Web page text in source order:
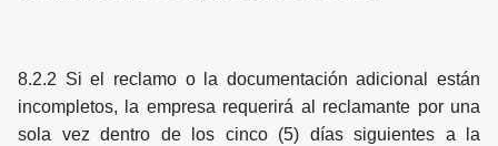
8.2.2 Si el reclamo o la documentación adicional están
incompletos, la empresa requerirá al reclamante por una
sola vez dentro de los cinco (5) días siguientes a la